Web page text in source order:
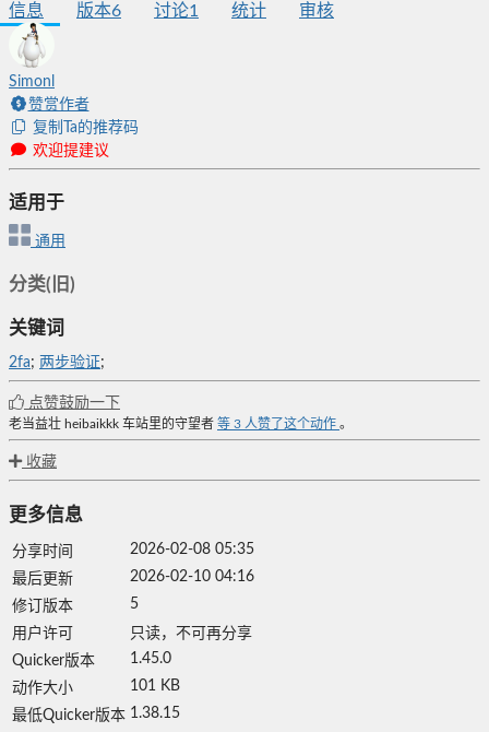
信息 版本6 讨论1 统计 审核
Simonl
赞赏作者
复制Ta的推荐码
欢迎提建议
适用于
通用
分类(旧)
关键词
2fa; 两步验证;
点赞鼓励一下
老当益壮 heibaikkk 车站里的守望者 等 3 人赞了这个动作 。
收藏
更多信息
分享时间
2026-02-08 05:35
最后更新
2026-02-10 04:16
修订版本
5
用户许可
只读，不可再分享
Quicker版本
1.45.0
动作大小
101 KB
最低Quicker版本 1.38.15